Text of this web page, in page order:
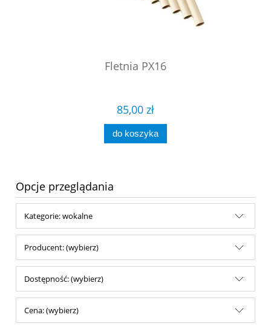
Fletnia PX16
85,00 zł
do koszyka
Opcje przeglądania
Kategorie: wokalne
Producent: (wybierz)
Dostępność: (wybierz)
Cena: (wybierz)